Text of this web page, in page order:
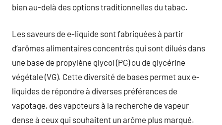
bien au-delà des options traditionnelles du tabac.
Les saveurs de e-liquide sont fabriquées à partir
d’arômes alimentaires concentrés qui sont dilués dans
une base de propylène glycol (PG) ou de glycérine
végétale (VG). Cette diversité de bases permet aux e-
liquides de répondre à diverses préférences de
vapotage, des vapoteurs à la recherche de vapeur
dense à ceux qui souhaitent un arôme plus marqué.